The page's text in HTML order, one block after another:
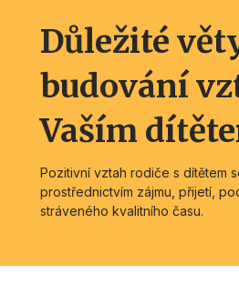
Důležité
budování
Vaším
Pozitivní vztah rodiče s dítětem
prostřednictvím zájmu, přijetí,
stráveného kvalitního času.